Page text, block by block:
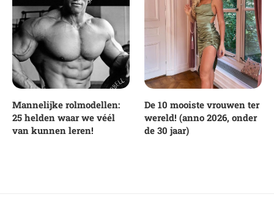
Mannelijke rolmodellen:
25 helden waar we véél
van kunnen leren!
De 10 mooiste vrouwen ter
wereld! (anno 2026, onder
de 30 jaar)